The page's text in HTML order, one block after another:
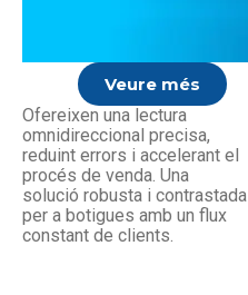
Veure més
Ofereixen una lectura
omnidireccional precisa,
reduint errors i accelerant el
procés de venda. Una
solució robusta i contrastada
per a botigues amb un flux
constant de clients.